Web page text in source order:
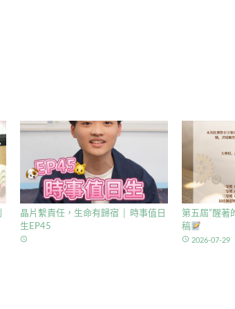
晶片繫責任，生命有歸宿 │ 時事值日
生EP45
access_time
第五屆”醒著
稿
access_time 2026-07-29